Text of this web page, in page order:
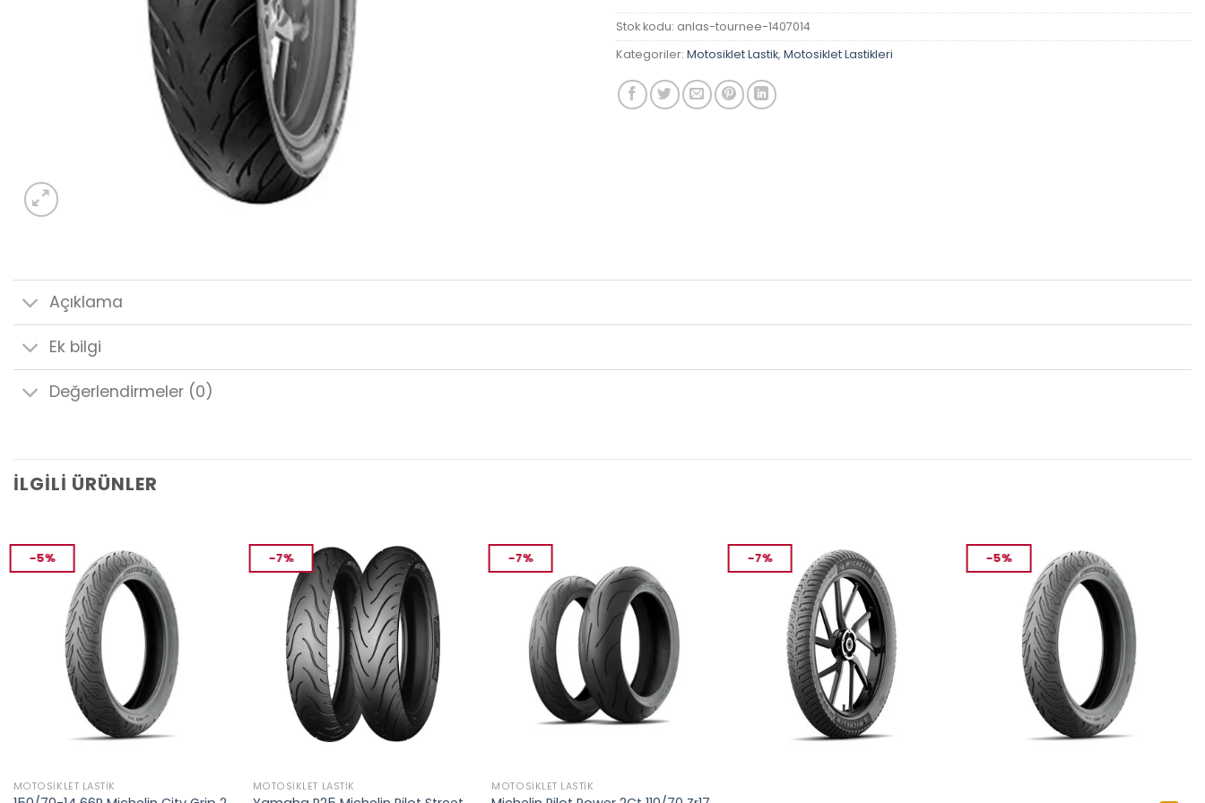
Stok kodu: anlas-tournee-1407014
Kategoriler: Motosiklet Lastik, Motosiklet Lastikleri
Açıklama
Ek bilgi
Değerlendirmeler (0)
İLGILI ÜRÜNLER
-5%
MOTOSIKLET LASTIK
-7%
MOTOSIKLET LASTIK
-7%
MOTOSIKLET LASTIK
-7% -5%